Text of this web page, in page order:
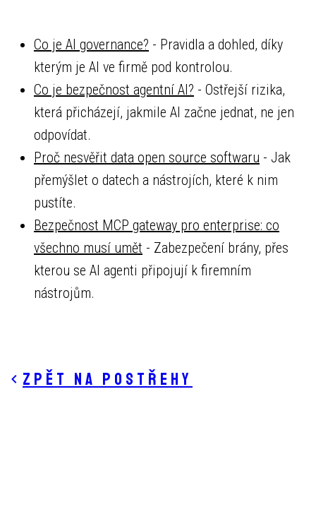
Co je AI governance? - Pravidla a dohled, díky
kterým je AI ve firmě pod kontrolou.
Co je bezpečnost agentní AI? - Ostřejší rizika,
která přicházejí, jakmile AI začne jednat, ne jen
odpovídat.
Proč nesvěřit data open source softwaru - Jak
přemýšlet o datech a nástrojích, které k nim
pustíte.
Bezpečnost MCP gateway pro enterprise: co
všechno musí umět - Zabezpečení brány, přes
kterou se AI agenti připojují k firemním
nástrojům.
Zpět na postřehy